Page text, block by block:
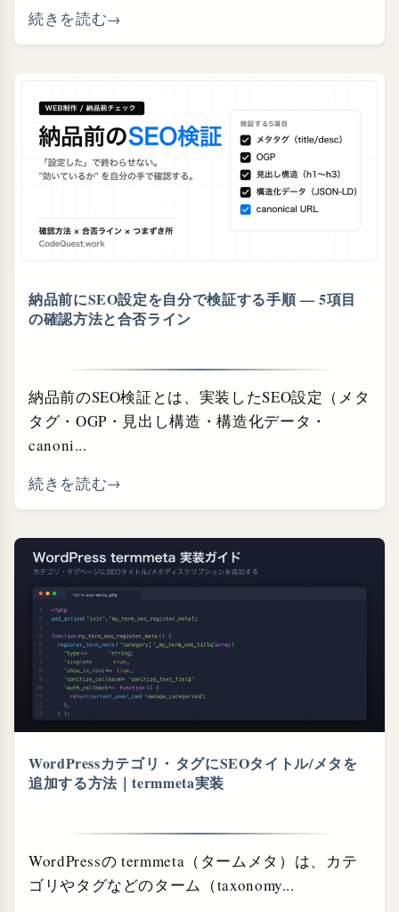
続きを読む
納品前にSEO設定を自分で検証する手順 — 5項目
の確認方法と合否ライン
納品前のSEO検証とは、実装したSEO設定（メタ
タグ・OGP・見出し構造・構造化データ・
canoni...
続きを読む
WordPressカテゴリ・⁠タグにSEOタイトル/メタを
追加する方法｜termmeta実装
WordPressの termmeta（タームメタ）は、カテ
ゴリやタグなどのターム（taxonomy...